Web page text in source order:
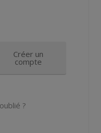
Créer un
compte
?